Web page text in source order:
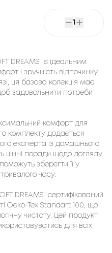
1
DREAMS" є ідеальним
і зручність відпочинку.
ця базова колекція має
задовольнити потреби
комфорт для
комплекту додається
експерта із домашнього
цінні поради щодо догляду
зберегти її у
часу.
DREAMS" сертифікований
Oeko-Tex Standart 100, що
чистоту. Цей продукт
для всіх